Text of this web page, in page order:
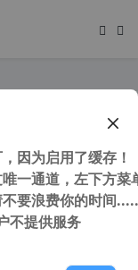
Password Safe
版因为启用了缓存！
一通道，左下方菜
要浪费你的时间
不提供服务